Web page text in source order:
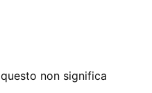
non significa